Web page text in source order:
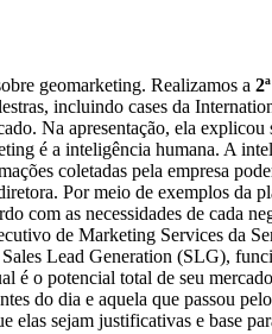
geomarketing. Realizamos a
incluindo cases da
Na apresentação, ela
é a inteligência humana. A
coletadas pela empresa
Por meio de exemplos
com as necessidades de cada
de Marketing Services da
Sales Lead Generation (SLG),
é o potencial total de seu
do dia e aquela que passou
elas sejam justificativas e base